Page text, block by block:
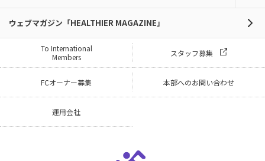
ウェブマガジン「HEALTHIER MAGAZINE」
To International
Members
スタッフ募集
FCオーナー募集 本部へのお問い合わせ
運用会社